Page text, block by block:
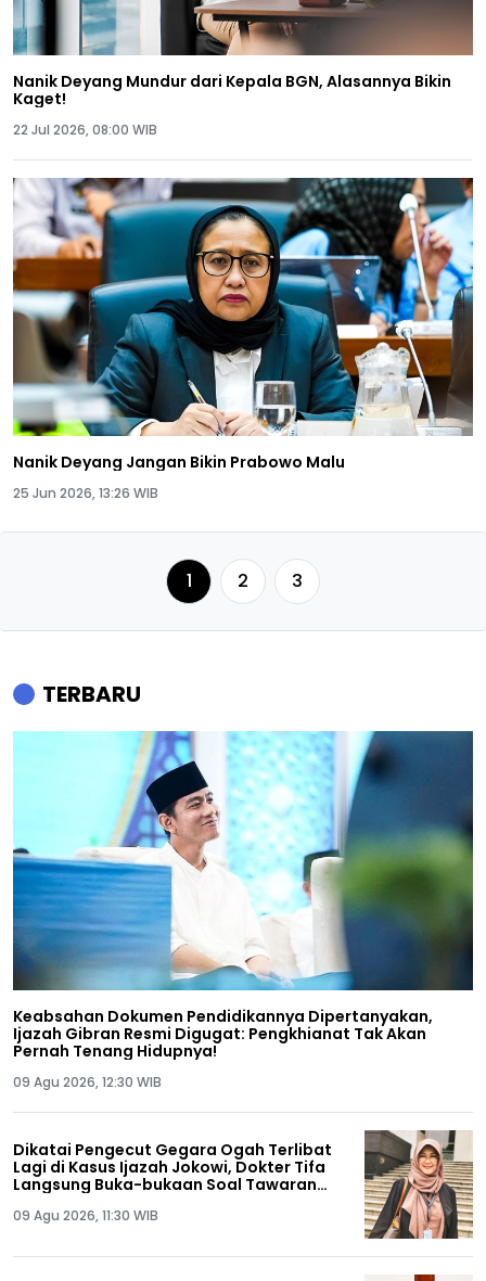
Nanik Deyang Mundur dari Kepala BGN, Alasannya Bikin
Kaget!
22 Jul 2026, 08:00 WIB
Nanik Deyang Jangan Bikin Prabowo Malu
25 Jun 2026, 13:26 WIB
1 2 3
TERBARU
Keabsahan Dokumen Pendidikannya Dipertanyakan,
Ijazah Gibran Resmi Digugat: Pengkhianat Tak Akan
Pernah Tenang Hidupnya!
09 Agu 2026, 12:30 WIB
Dikatai Pengecut Gegara Ogah Terlibat
Lagi di Kasus Ijazah Jokowi, Dokter Tifa
Langsung Buka-bukaan Soal Tawaran
09 Agu 2026, 11:30 WIB